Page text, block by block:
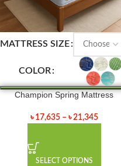
MATTRESS SIZE
COLOR
Champion Spring Mattress
৳ 17,635 – ৳21,345
SELECT OPTIONS